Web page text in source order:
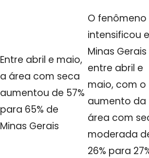
Entre abril e maio,
a área com seca
aumentou de 57%
para 65% de
Minas Gerais
O fenômeno
intensificou
Minas Gerais
entre abril e
maio, com o
aumento da
área com
moderada
26% para